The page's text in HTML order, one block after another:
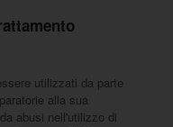
utilizzati da parte
alla sua
abusi nell'utilizzo di